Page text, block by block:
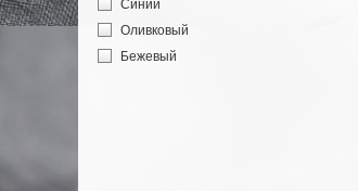
Синий
Оливковый
Бежевый